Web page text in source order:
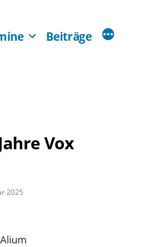
Beiträge
Vox
2025